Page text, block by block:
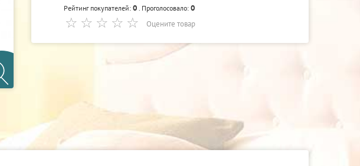
Рейтинг покупателей: 0 . Проголосовало: 0
Оцените товар